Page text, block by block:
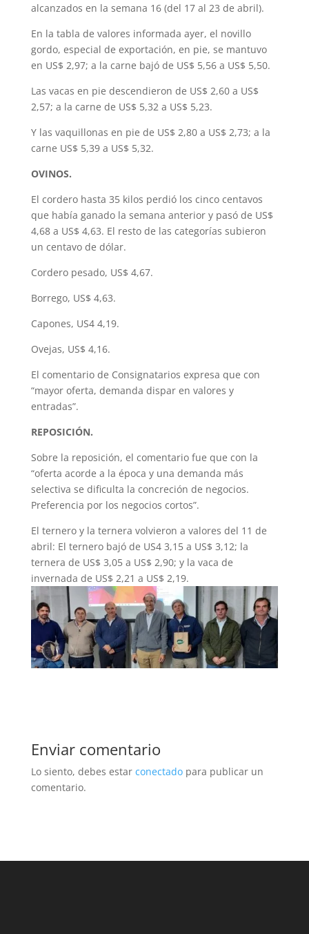
alcanzados en la semana 16 (del 17 al 23 de abril).
En la tabla de valores informada ayer, el novillo
gordo, especial de exportación, en pie, se mantuvo
en US$ 2,97; a la carne bajó de US$ 5,56 a US$ 5,50.
Las vacas en pie descendieron de US$ 2,60 a US$
2,57; a la carne de US$ 5,32 a US$ 5,23.
Y las vaquillonas en pie de US$ 2,80 a US$ 2,73; a la
carne US$ 5,39 a US$ 5,32.
OVINOS.
El cordero hasta 35 kilos perdió los cinco centavos
que había ganado la semana anterior y pasó de US$
4,68 a US$ 4,63. El resto de las categorías subieron
un centavo de dólar.
Cordero pesado, US$ 4,67.
Borrego, US$ 4,63.
Capones, US4 4,19.
Ovejas, US$ 4,16.
El comentario de Consignatarios expresa que con
“mayor oferta, demanda dispar en valores y
entradas”.
REPOSICIÓN.
Sobre la reposición, el comentario fue que con la
“oferta acorde a la época y una demanda más
selectiva se dificulta la concreción de negocios.
Preferencia por los negocios cortos”.
El ternero y la ternera volvieron a valores del 11 de
abril: El ternero bajó de US4 3,15 a US$ 3,12; la
ternera de US$ 3,05 a US$ 2,90; y la vaca de
invernada de US$ 2,21 a US$ 2,19.
Enviar comentario
Lo siento, debes estar conectadopara publicar un
comentario.